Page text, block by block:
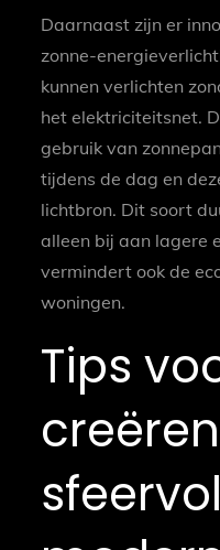
Daarnaast zijn er
zonne-
kunnen verlichten
het elektriciteitsnet.
gebruik van
tijdens de dag en
lichtbron. Dit soort
alleen bij aan lagere
vermindert ook de
woningen.
Tips